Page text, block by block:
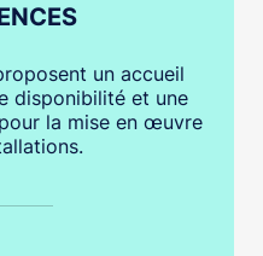
un accueil
disponibilité et une
la mise en œuvre